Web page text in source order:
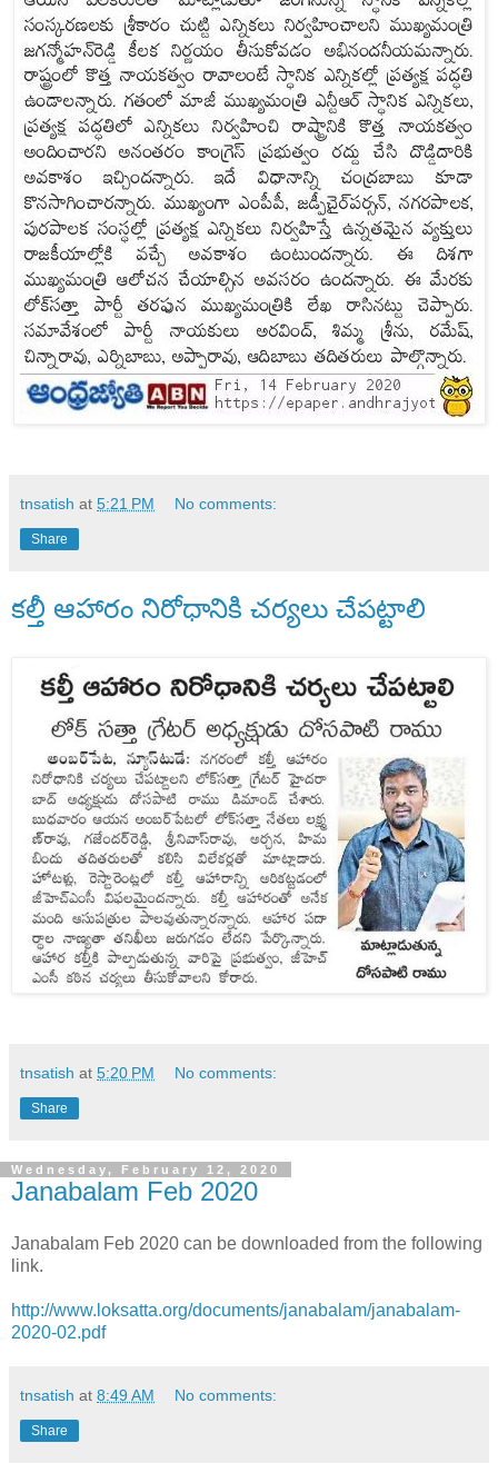
tnsatish at 5:21 PM No comments:
Share
కల్తీ ఆహారం నిరోధానికి చర్యలు చేపట్టాలి
tnsatish at 5:20 PM No comments:
Share
Wednesday, February 12, 2020
Janabalam Feb 2020
Janabalam Feb 2020 can be downloaded from the following
link.
http://www.loksatta.org/documents/janabalam/janabalam-
2020-02.pdf
tnsatish at 8:49 AM No comments:
Share